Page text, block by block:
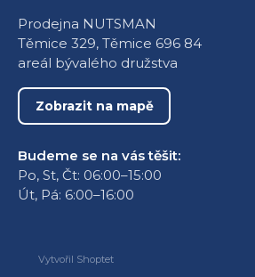
Prodejna NUTSMAN
Těmice 329, Těmice 696 84
areál bývalého družstva
Zobrazit na mapě
Budeme se na vás těšit:
Po, St, Čt: 06:00–15:00
Út, Pá: 6:00–16:00
Vytvořil Shoptet